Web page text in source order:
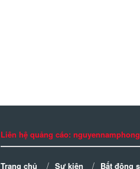
Liên hệ quảng cáo:
Trang chủ Sự kiện Bất động